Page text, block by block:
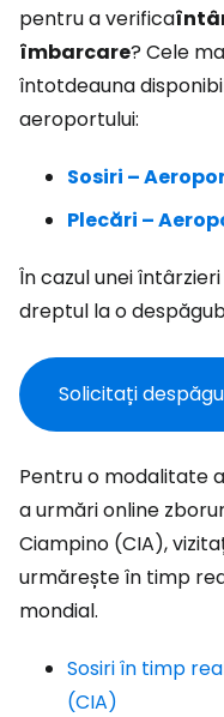
pentru a verifica
îmbarcare? Cele
întotdeauna
aeroportului:
Sosiri –
Plecări –
În cazul unei
dreptul la o
Solicitați
Pentru o modalitate
a urmări online
Ciampino (CIA),
urmărește în timp
mondial.
Sosiri în timp
(CIA)